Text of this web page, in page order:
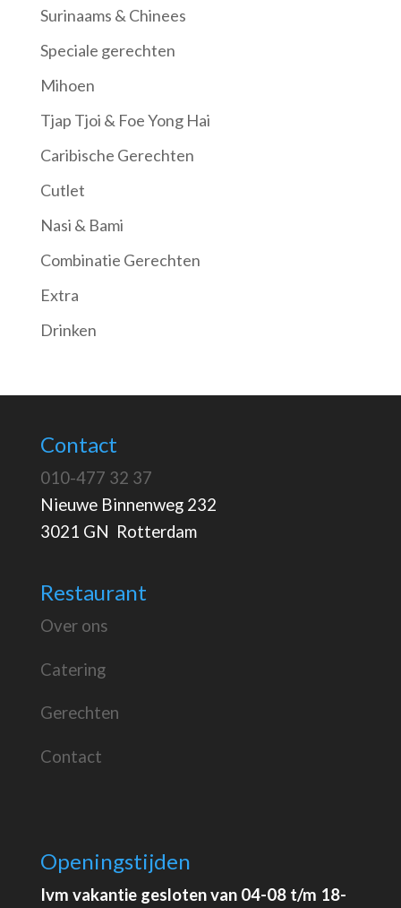
Surinaams & Chinees
Speciale gerechten
Mihoen
Tjap Tjoi & Foe Yong Hai
Caribische Gerechten
Cutlet
Nasi & Bami
Combinatie Gerechten
Extra
Drinken
Contact
010-477 32 37
Nieuwe Binnenweg 232
3021 GN Rotterdam
Restaurant
Over ons
Catering
Gerechten
Contact
Openingstijden
Ivm vakantie gesloten van 04-08 t/m 18-